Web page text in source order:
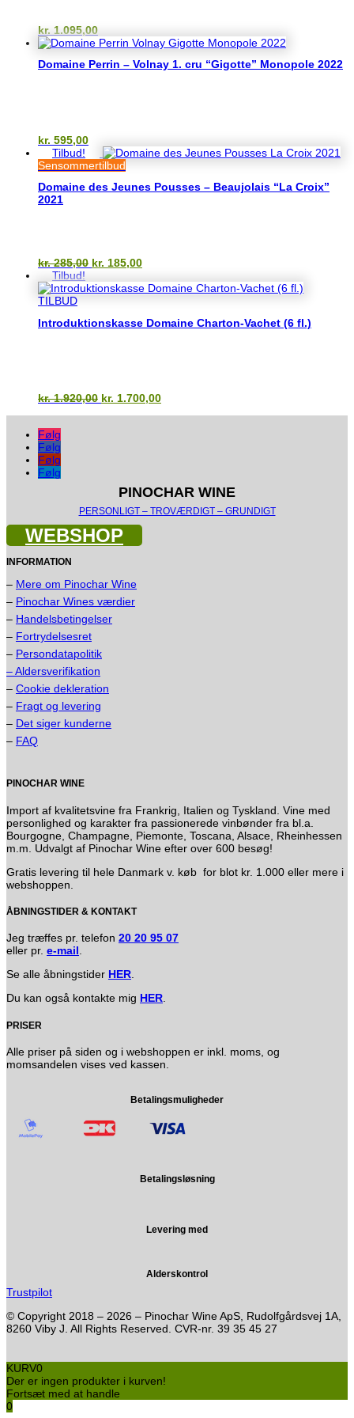
kr. 1.095,00
Domaine Perrin – Volnay 1. cru “Gigotte” Monopole 2022
kr. 595,00
Tilbud!
Sensommertilbud
Domaine des Jeunes Pousses – Beaujolais “La Croix”
2021
kr.285,00 Den
pris
kr. 185,00Den
pris
Tilbud!
TILBUD
Introduktionskasse Domaine Charton-Vachet (6 fl.)
kr.1.920,00 Den
kr. 1.700,00Den
Følg
Følg
Følg
Følg
PINOCHAR WINE
PERSONLIGT – TROVÆRDIGT – GRUNDIGT
WEBSHOP
INFORMATION
– Mere om Pinochar Wine
– Pinochar Wines værdier
– Handelsbetingelser
– Fortrydelsesret
– Persondatapolitik
– Aldersverifikation
– Cookie dekleration
– Fragt og levering
– Det siger kunderne
– FAQ
PINOCHAR WINE
Import af kvalitetsvine fra Frankrig, Italien og Tyskland. Vine med
personlighed og karakter fra passionerede vinbønder fra bl.a.
Bourgogne, Champagne, Piemonte, Toscana, Alsace, Rheinhessen
m.m. Udvalgt af Pinochar Wine efter over 600 besøg!
Gratis levering til hele Danmark v. køb for blot kr. 1.000 eller mere i
webshoppen.
ÅBNINGSTIDER & KONTAKT
Jeg træffes pr. telefon 20 20 95 07
eller pr. e-mail.
Se alle åbningstider HER.
Du kan også kontakte mig HER.
PRISER
Alle priser på siden og i webshoppen er inkl. moms, og
momsandelen vises ved kassen.
Betalingsmuligheder
Betalingsløsning
Levering med
Alderskontrol
Trustpilot
© Copyright 2018 – 2026 – Pinochar Wine ApS, Rudolfgårdsvej 1A,
8260 Viby J. All Rights Reserved. CVR-nr. 39 35 45 27
KURV0
Der er ingen produkter i kurven!
Fortsæt med at handle
0